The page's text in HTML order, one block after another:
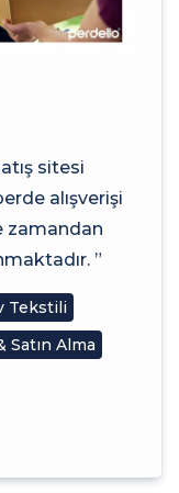
sitesi
alışverişi
zamandan
”
Tekstili
Satın Alma